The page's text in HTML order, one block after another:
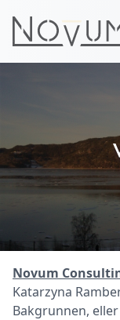
Novum
Katarzyna
Bakgrunnen, eller